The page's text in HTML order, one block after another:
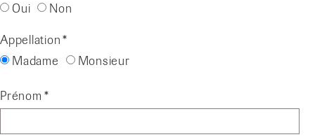
Oui
Non
Appellation
Madame
Monsieur
Prénom